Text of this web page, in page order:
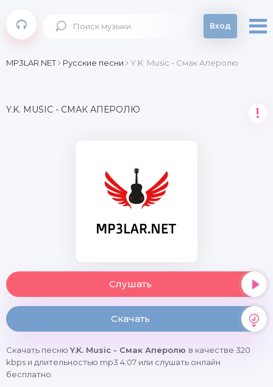
Вход
MP3LAR.NET Русские песни Y.K. Music - Смак Аперолю
Y.K. MUSIC - СМАК АПЕРОЛЮ !
Слушать
Скачать
Скачать песнюY.K. Music - Смак Аперолю в качестве 320
kbps и длительностью mp3 4:07 или слушать онлайн
бесплатно.